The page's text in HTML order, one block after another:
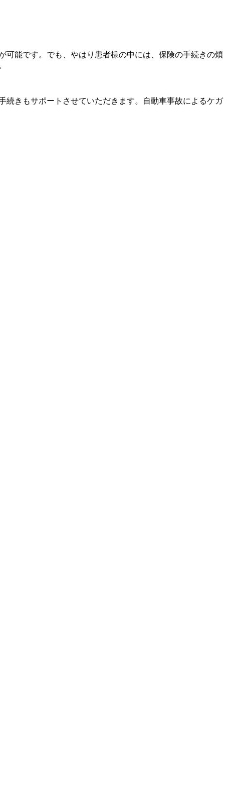
能です。でも、やはり患者様の中には、保険の手続きの煩
続きもサポートさせていただきます。自動車事故によるケガ